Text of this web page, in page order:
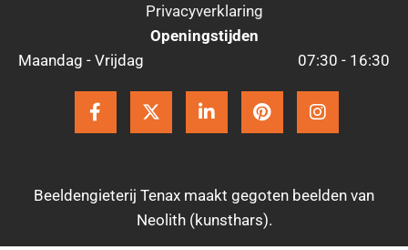
Privacyverklaring
Openingstijden
Maandag - Vrijdag
07:30 - 16:30
Beeldengieterij Tenax maakt gegoten beelden van
Neolith (kunsthars).